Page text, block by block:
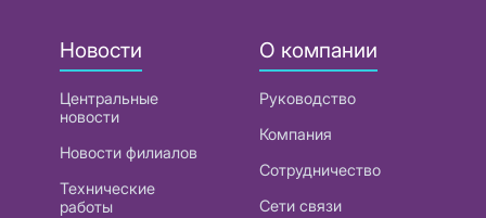
Новости
Центральные
новости
Новости филиалов
Технические
работы
О компании
Руководство
Компания
Сотрудничество
Сети связи